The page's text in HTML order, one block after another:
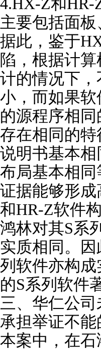
4.HX-Z和HR-
主要包括面
据此，鉴于
陷，根据计
计的情况下
小，而如果
的源程序相
存在相同的
说明书基本
布局基本相
证据能够形
和HR-Z软件
鸿林对其S系
实质相同。
列软件亦构
的S系列软件
三、华仁公
承担举证不
本案中，在